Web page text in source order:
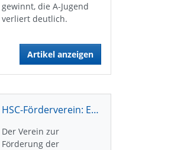
gewinnt, die A-Jugend
verliert deutlich.
Artikel anzeigen
HSC-Förderverein: Einladung zur Mitgliederversammlung
Der Verein zur
Förderung der